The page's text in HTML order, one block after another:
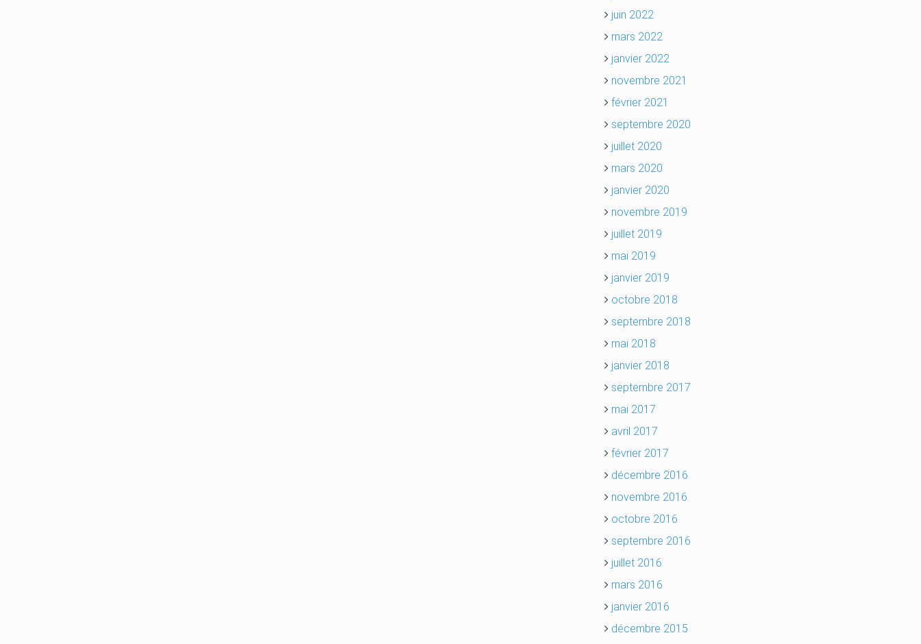
juin 2022
mars 2022
janvier 2022
novembre 2021
février 2021
septembre 2020
juillet 2020
mars 2020
janvier 2020
novembre 2019
juillet 2019
mai 2019
janvier 2019
octobre 2018
septembre 2018
mai 2018
janvier 2018
septembre 2017
mai 2017
avril 2017
février 2017
décembre 2016
novembre 2016
octobre 2016
septembre 2016
juillet 2016
mars 2016
janvier 2016
décembre 2015